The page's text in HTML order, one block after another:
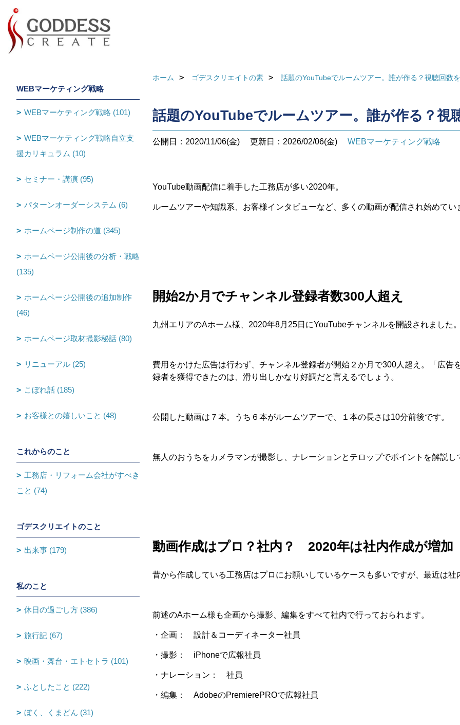
ホーム ゴデスクリエイトの素 話題のYouTubeでルームツアー。誰が作る？視聴回数
話題のYouTubeでルームツアー。誰が作る？視
公開日：2020/11/06(金) 更新日：2026/02/06(金) WEBマーケティング戦略
YouTube動画配信に着手した工務店が多い2020年。
ルームツアーや知識系、お客様インタビューなど、多くの動画が配信され始めてい
開始2か月でチャンネル登録者数300人超え
九州エリアのAホーム様、2020年8月25日にYouTubeチャンネルを開設されました。
費用をかけた広告は行わず、チャンネル登録者が開始２か月で300人超え。「広
録者を獲得できたのは、滑り出しかなり好調だと言えるでしょう。
公開した動画は７本。うち６本がルームツアーで、１本の長さは10分前後です。
無人のおうちをカメラマンが撮影し、ナレーションとテロップでポイントを解説し
動画作成はプロ？社内？ 2020年は社内作成が増加
昔から作成している工務店はプロにお願いしているケースも多いですが、最近は社
前述のAホーム様も企画から撮影、編集をすべて社内で行っておられます。
・企画： 設計＆コーディネーター社員
・撮影： iPhoneで広報社員
・ナレーション： 社員
・編集： AdobeのPremierePROで広報社員
WEBマーケティング戦略
WEBマーケティング戦略 (101)
WEBマーケティング戦略自立支
援カリキュラム (10)
セミナー・講演 (95)
パターンオーダーシステム (6)
ホームページ制作の道 (345)
ホームページ公開後の分析・戦略
(135)
ホームページ公開後の追加制作
(46)
ホームページ取材撮影秘話 (80)
リニューアル (25)
こぼれ話 (185)
お客様との嬉しいこと (48)
これからのこと
工務店・リフォーム会社がすべき
こと (74)
ゴデスクリエイトのこと
出来事 (179)
私のこと
休日の過ごし方 (386)
旅行記 (67)
映画・舞台・エトセトラ (101)
ふとしたこと (222)
ぼく、くまどん (31)